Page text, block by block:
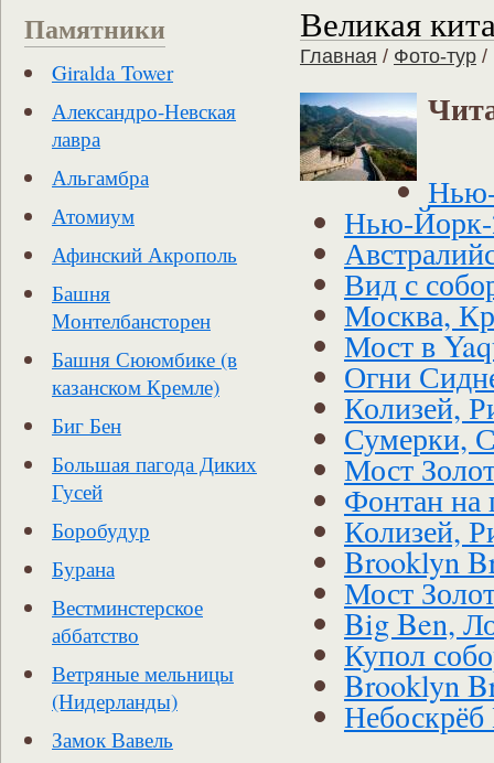
Памятники
Giralda Tower
Александро-Невская
лавра
Альгамбра
Атомиум
Афинский Акрополь
Башня
Монтелбансторен
Башня Сююмбике (в
казанском Кремле)
Биг Бен
Большая пагода Диких
Гусей
Боробудур
Бурана
Вестминстерское
аббатство
Ветряные мельницы
(Нидерланды)
Замок Вавель
Великая
Главная / Фото-тур /
Нью-
Вид с
Москва,
Мост в
Огни
Колизей,
Сумерки,
Мост
Фонтан на
Колизей,
Brooklyn
Мост
Big Ben,
Купол
Brooklyn